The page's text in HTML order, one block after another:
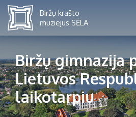
Mėnesio renginiai
Planuojamos
Vaikams nuo 5 iki 10
Biržų gimnazija
Lietuvos
laikotarpiu